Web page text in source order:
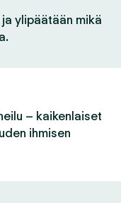
ylipäätään mikä
– kaikenlaiset
ihmisen